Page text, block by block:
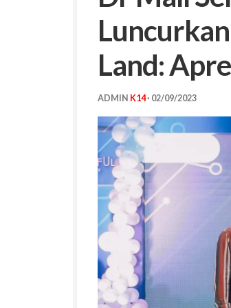
Land:
ADMIN K14· 02/09/2023